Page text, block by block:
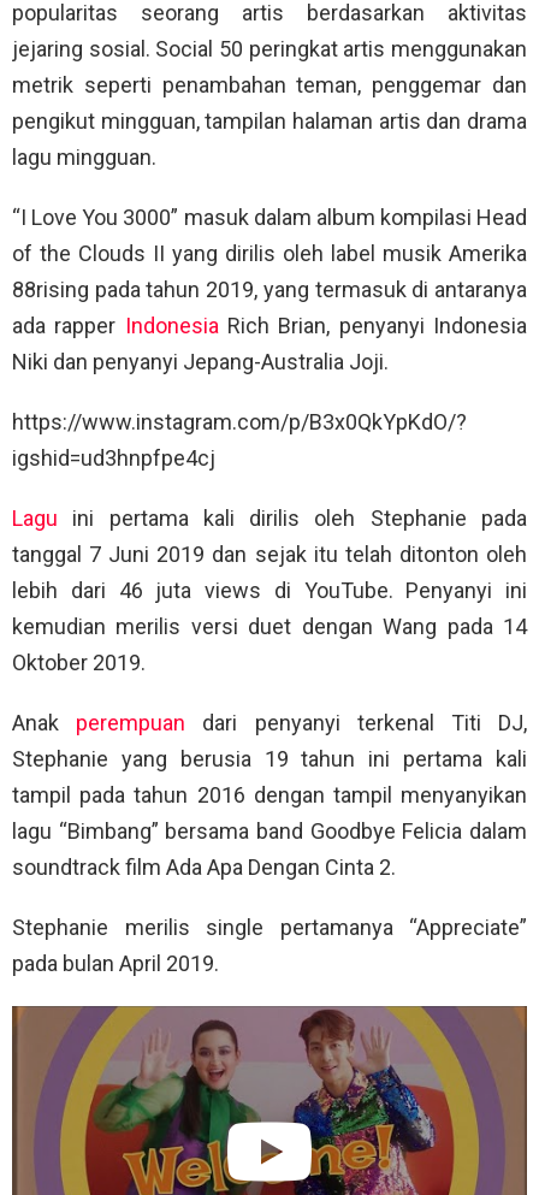
popularitas seorang artis berdasarkan aktivitas
jejaring sosial. Social 50 peringkat artis menggunakan
metrik seperti penambahan teman, penggemar dan
pengikut mingguan, tampilan halaman artis dan drama
lagu mingguan.
“I Love You 3000” masuk dalam album kompilasi Head
of the Clouds II yang dirilis oleh label musik Amerika
88rising pada tahun 2019, yang termasuk di antaranya
ada rapper IndonesiaRich Brian, penyanyi Indonesia
Niki dan penyanyi Jepang-Australia Joji.
https://www.instagram.com/p/B3x0QkYpKdO/?
igshid=ud3hnpfpe4cj
Lagu ini pertama kali dirilis oleh Stephanie pada
tanggal 7 Juni 2019 dan sejak itu telah ditonton oleh
lebih dari 46 juta views di YouTube. Penyanyi ini
kemudian merilis versi duet dengan Wang pada 14
Oktober 2019.
Anak perempuan dari penyanyi terkenal Titi DJ,
Stephanie yang berusia 19 tahun ini pertama kali
tampil pada tahun 2016 dengan tampil menyanyikan
lagu “Bimbang” bersama band Goodbye Felicia dalam
soundtrack film Ada Apa Dengan Cinta 2.
Stephanie merilis single pertamanya “Appreciate”
pada bulan April 2019.